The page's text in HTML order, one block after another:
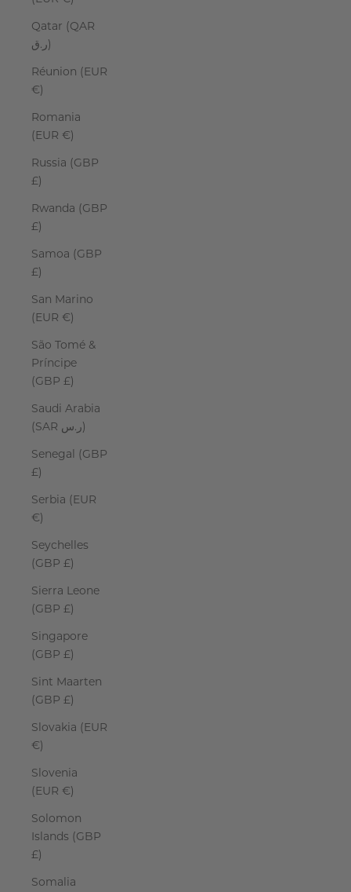
Qatar (QAR
ر.ق)
Réunion (EUR
€)
Romania
(EUR €)
Russia (GBP
£)
Rwanda (GBP
£)
Samoa (GBP
£)
San Marino
(EUR €)
São Tomé &
Príncipe
(GBP £)
Saudi Arabia
(SAR ر.س)
Senegal (GBP
£)
Serbia (EUR
€)
Seychelles
(GBP £)
Sierra Leone
(GBP £)
Singapore
(GBP £)
Sint Maarten
(GBP £)
Slovakia (EUR
€)
Slovenia
(EUR €)
Solomon
Islands (GBP
£)
Somalia